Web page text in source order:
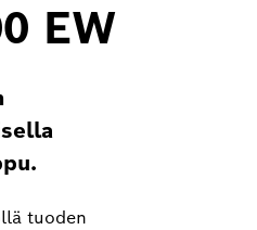
EW
tuoden